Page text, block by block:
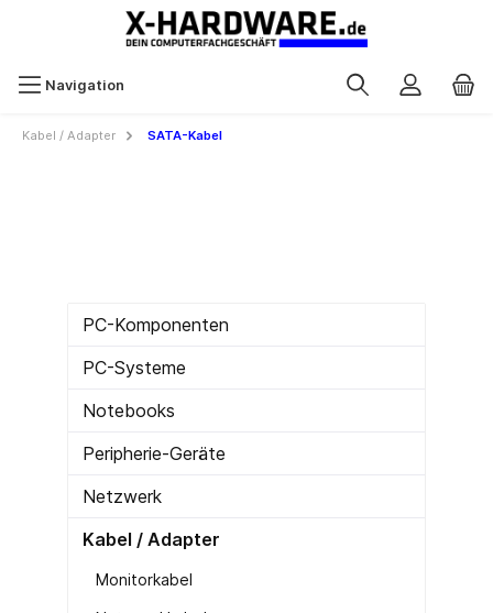
Navigation
Kabel / Adapter SATA-Kabel
PC-Komponenten
PC-Systeme
Notebooks
Peripherie-Geräte
Netzwerk
Kabel / Adapter
Monitorkabel